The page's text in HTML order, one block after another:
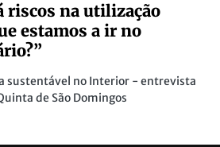
riscos na utilização
estamos a ir no
sustentável no Interior - entrevista
de São Domingos